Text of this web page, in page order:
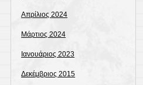
Απρίλιος 2024
Μάρτιος 2024
Ιανουάριος 2023
Δεκέμβριος 2015